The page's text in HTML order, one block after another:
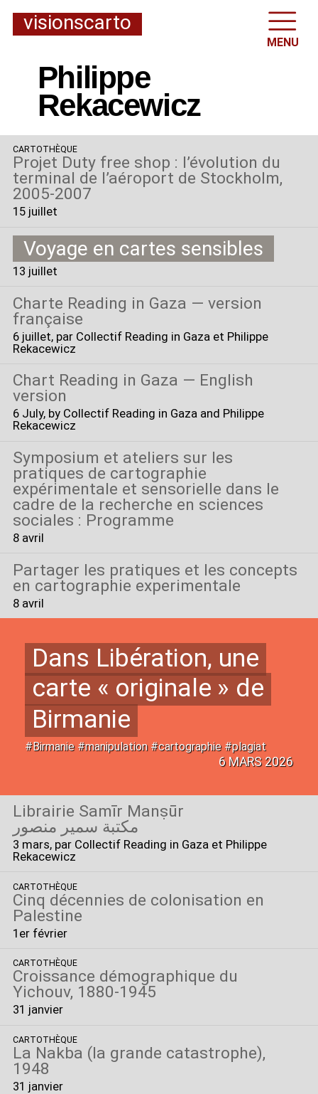
visionscarto
MENU
Philippe
Rekacewicz
CARTOTHÈQUE
Projet Duty free shop : l’évolution du
terminal de l’aéroport de Stockholm,
2005-2007
15 juillet
Voyage en cartes sensibles
13 juillet
Charte Reading in Gaza — version
française
6 juillet, par Collectif Reading in Gaza et Philippe
Rekacewicz
Chart Reading in Gaza — English
version
6 July, by Collectif Reading in Gaza and Philippe
Rekacewicz
Symposium et ateliers sur les
pratiques de cartographie
expérimentale et sensorielle dans le
cadre de la recherche en sciences
sociales : Programme
8 avril
Partager les pratiques et les concepts
en cartographie experimentale
8 avril
Dans Libération, une
carte « originale » de
Birmanie
#Birmanie #manipulation #cartographie #plagiat
6 MARS 2026
Librairie Samīr Manṣūr
مكتبة سمير منصور
3 mars, par Collectif Reading in Gaza et Philippe
Rekacewicz
CARTOTHÈQUE
Cinq décennies de colonisation en
Palestine
1er février
CARTOTHÈQUE
Croissance démographique du
Yichouv, 1880-1945
31 janvier
CARTOTHÈQUE
La Nakba (la grande catastrophe),
1948
31 janvier